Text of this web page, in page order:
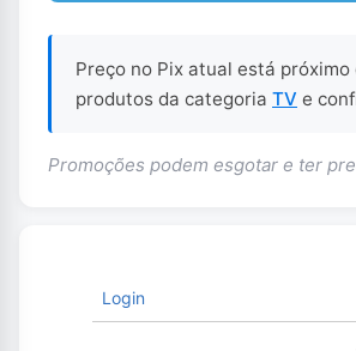
Preço no Pix atual está próximo
produtos da categoria TV e
Promoções podem esgotar e ter
Login